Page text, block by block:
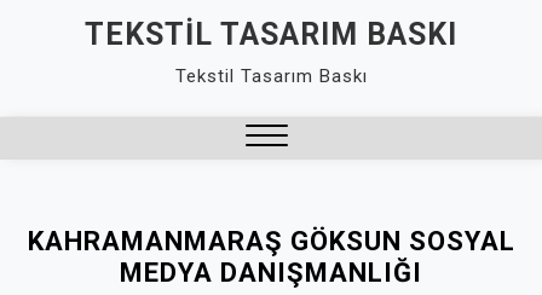
TEKSTIL TASARIM BASKI
Tekstil Tasarım Baskı
KAHRAMANMARAŞ GÖKSUN SOSYAL
MEDYA DANIŞMANLIĞI